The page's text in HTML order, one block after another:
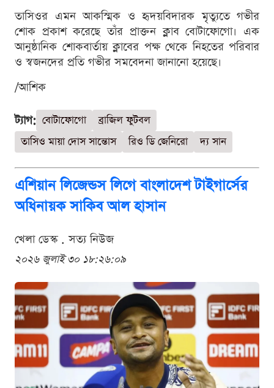
তাসিওর এমন আকস্মিক ও হৃদয়বিদারক মৃত্যুতে গভীর
শোক প্রকাশ করেছে তাঁর প্রাক্তন ক্লাব বোটাফোগো। এক
আনুষ্ঠানিক শোকবার্তায় ক্লাবের পক্ষ থেকে নিহতের পরিবার
ও স্বজনদের প্রতি গভীর সমবেদনা জানানো হয়েছে।
/আশিক
ট্যাগ: বোটাফোগো
ব্রাজিল ফুটবল
তাসিও মায়া দোস সান্তোস
রিও ডি জেনিরো দ্য সান
এশিয়ান লিজেন্ডস লিগে বাংলাদেশ টাইগার্সের
অধিনায়ক সাকিব আল হাসান
খেলা ডেস্ক . সত্য নিউজ
২০২৬ জুলাই ৩০ ১৮:২৬:০৯